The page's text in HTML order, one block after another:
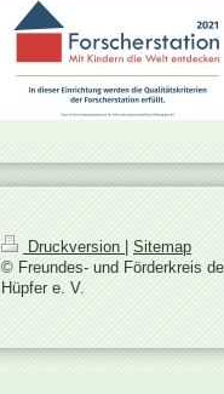
Druckversion
Sitemap
© Freundes- und Förderkreis
Hüpfer e. V.